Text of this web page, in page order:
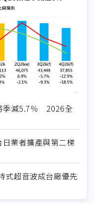
季減5.7％ 2026全
業者擴產與第二梯
式超音波成台廠優先